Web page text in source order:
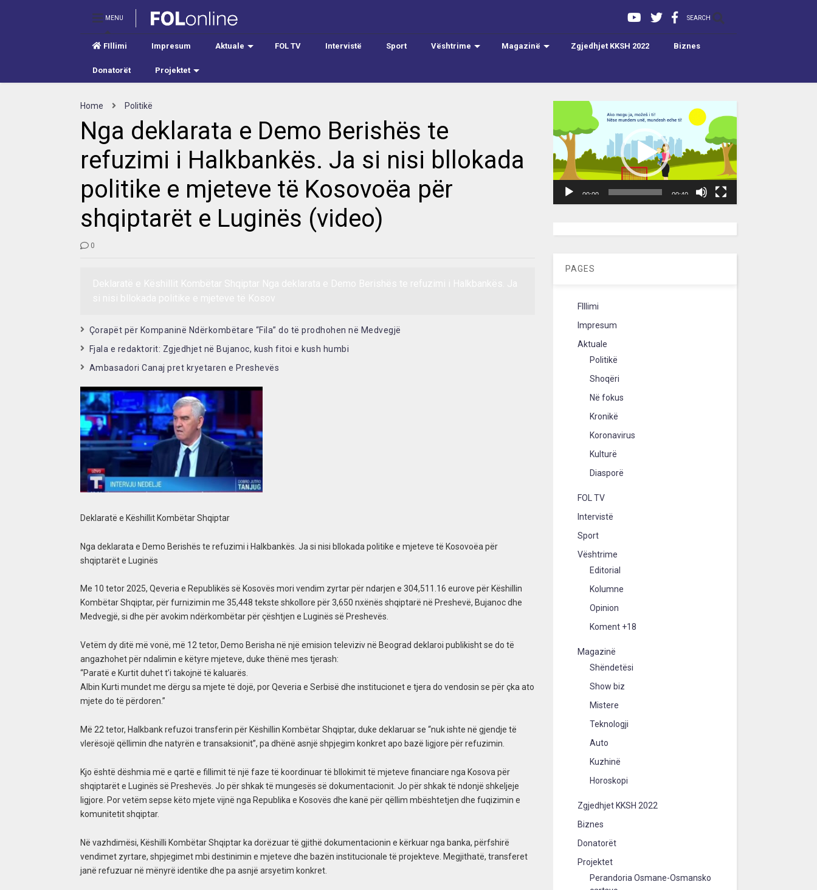
MENU SEARCH
FIllimi Impresum Aktuale FOL TV Intervistë Sport Vështrime Magazinë Zgjedhjet KKSH 2022 Biznes
Donatorët Projektet
Home Politikë
Nga deklarata e Demo Berishës te
refuzimi i Halkbankës. Ja si nisi bllokada
politike e mjeteve të Kosovoëa për
shqiptarët e Luginës (video)
0
Çorapët për Kompaninë Ndërkombëtare “Fila” do të prodhohen në Medvegjë
Fjala e redaktorit: Zgjedhjet në Bujanoc, kush fitoi e kush humbi
Ambasadori Canaj pret kryetaren e Preshevës
Deklaratë e Këshillit Kombëtar Shqiptar
Nga deklarata e Demo Berishës te refuzimi i Halkbankës. Ja si nisi bllokada politike e mjeteve të Kosovoëa për
shqiptarët e Luginës
Me 10 tetor 2025, Qeveria e Republikës së Kosovës mori vendim zyrtar për ndarjen e 304,511.16 eurove për Këshillin
Kombëtar Shqiptar, për furnizimin me 35,448 tekste shkollore për 3,650 nxënës shqiptarë në Preshevë, Bujanoc dhe
Medvegjë, si dhe për avokim ndërkombëtar për çështjen e Luginës së Preshevës.
Vetëm dy ditë më vonë, më 12 tetor, Demo Berisha në një emision televiziv në Beograd deklaroi publikisht se do të
angazhohet për ndalimin e këtyre mjeteve, duke thënë mes tjerash:
“Paratë e Kurtit duhet t’i takojnë të kaluarës.
Albin Kurti mundet me dërgu sa mjete të dojë, por Qeveria e Serbisë dhe institucionet e tjera do vendosin se për çka ato
mjete do të përdoren.”
Më 22 tetor, Halkbank refuzoi transferin për Këshillin Kombëtar Shqiptar, duke deklaruar se “nuk ishte në gjendje të
vlerësojë qëllimin dhe natyrën e transaksionit”, pa dhënë asnjë shpjegim konkret apo bazë ligjore për refuzimin.
Kjo është dëshmia më e qartë e fillimit të një faze të koordinuar të bllokimit të mjeteve financiare nga Kosova për
shqiptarët e Luginës së Preshevës. Jo për shkak të mungesës së dokumentacionit. Jo për shkak të ndonjë shkeljeje
ligjore. Por vetëm sepse këto mjete vijnë nga Republika e Kosovës dhe kanë për qëllim mbështetjen dhe fuqizimin e
komunitetit shqiptar.
Në vazhdimësi, Këshilli Kombëtar Shqiptar ka dorëzuar të gjithë dokumentacionin e kërkuar nga banka, përfshirë
vendimet zyrtare, shpjegimet mbi destinimin e mjeteve dhe bazën institucionale të projekteve. Megjithatë, transferet
janë refuzuar në mënyrë identike dhe pa asnjë arsyetim konkret.
00:00 00:40
PAGES
FIllimi
Impresum
Aktuale
Politikë
Shoqëri
Në fokus
Kronikë
Koronavirus
Kulturë
Diasporë
FOL TV
Intervistë
Sport
Vështrime
Editorial
Kolumne
Opinion
Koment +18
Magazinë
Shëndetësi
Show biz
Mistere
Teknologji
Auto
Kuzhinë
Horoskopi
Zgjedhjet KKSH 2022
Biznes
Donatorët
Projektet
Perandoria Osmane-Osmansko